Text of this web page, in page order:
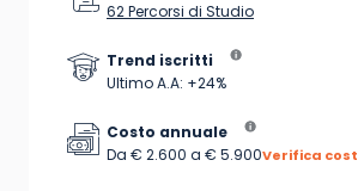
62 Percorsi di Studio
Trend iscritti
Ultimo A.A: +24%
Costo annuale
Da € 2.600 a € 5.900Verifica